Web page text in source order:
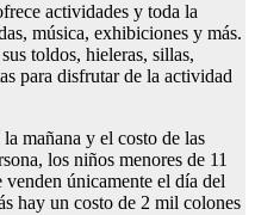
actividades y toda la
música, exhibiciones y más.
toldos, hieleras, sillas,
para disfrutar de la actividad
mañana y el costo de las
los niños menores de 11
venden únicamente el día del
hay un costo de 2 mil colones